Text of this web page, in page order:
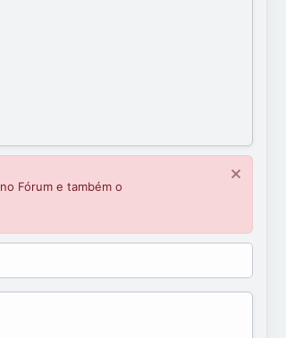
Fórum e também o